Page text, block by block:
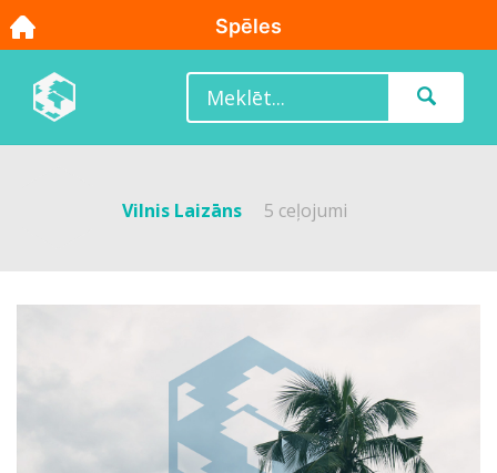
Vilnis Laizāns 5 ceļojumi